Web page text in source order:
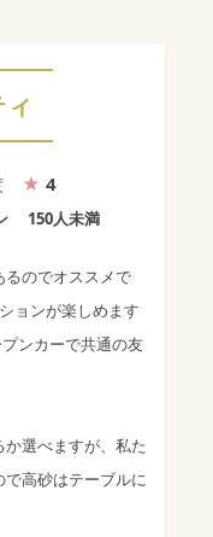
4
150人未満
るのでオススメで
ョンが楽しめます
ンカーで共通の友
選べますが、私た
高砂はテーブルに